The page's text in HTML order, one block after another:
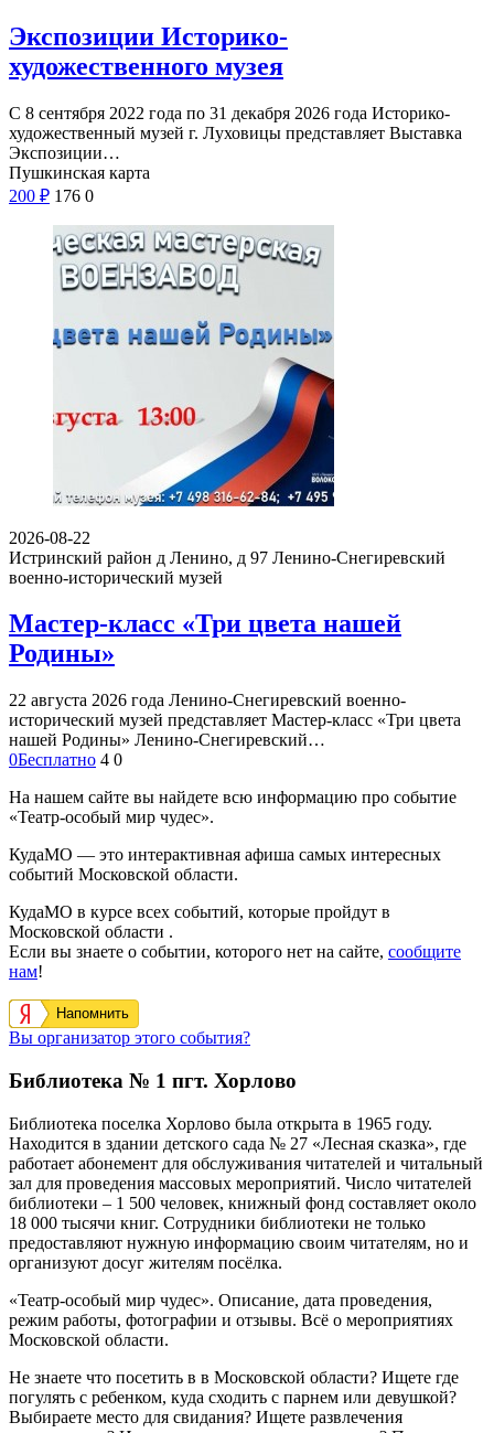
Экспозиции Историко-
художественного музея
С 8 сентября 2022 года по 31 декабря 2026 года Историко-
художественный музей г. Луховицы представляет Выставка
Экспозиции…
Пушкинская карта
200 ₽ 176 0
2026-08-22
Истринский район д Ленино, д 97 Ленино-Снегиревский
военно-исторический музей
Мастер-класс «Три цвета нашей
Родины»
22 августа 2026 года Ленино-Снегиревский военно-
исторический музей представляет Мастер-класс «Три цвета
нашей Родины» Ленино-Снегиревский…
0Бесплатно 4 0
На нашем сайте вы найдете всю информацию про событие
«Театр-особый мир чудес».
КудаМО — это интерактивная афиша самых интересных
событий Московской области.
КудаМО в курсе всех событий, которые пройдут в
Московской области .
Если вы знаете о событии, которого нет на сайте, сообщите
нам!
Напомнить
Вы организатор этого события?
Библиотека № 1 пгт. Хорлово
Библиотека поселка Хорлово была открыта в 1965 году.
Находится в здании детского сада № 27 «Лесная сказка», где
работает абонемент для обслуживания читателей и читальный
зал для проведения массовых мероприятий. Число читателей
библиотеки – 1 500 человек, книжный фонд составляет около
18 000 тысячи книг. Сотрудники библиотеки не только
предоставляют нужную информацию своим читателям, но и
организуют досуг жителям посёлка.
«Театр-особый мир чудес». Описание, дата проведения,
режим работы, фотографии и отзывы. Всё о мероприятиях
Московской области.
Не знаете что посетить в в Московской области? Ищете где
погулять с ребенком, куда сходить с парнем или девушкой?
Выбираете место для свидания? Ищете развлечения